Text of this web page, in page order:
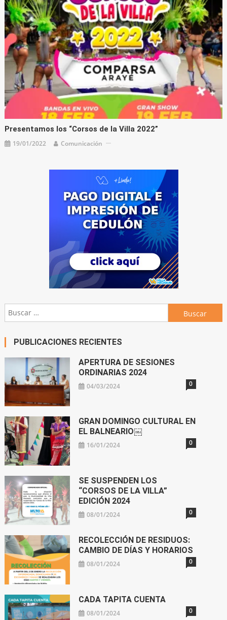
Presentamos los “Corsos de la Villa 2022”
19/01/2022 Comunicación
Buscar:
PUBLICACIONES RECIENTES
APERTURA DE SESIONES
ORDINARIAS 2024
04/03/2024 0
GRAN DOMINGO CULTURAL EN
EL BALNEARIO￼
16/01/2024 0
SE SUSPENDEN LOS
“CORSOS DE LA VILLA”
EDICIÓN 2024
08/01/2024 0
RECOLECCIÓN DE RESIDUOS:
CAMBIO DE DÍAS Y HORARIOS
08/01/2024 0
CADA TAPITA CUENTA
08/01/2024 0